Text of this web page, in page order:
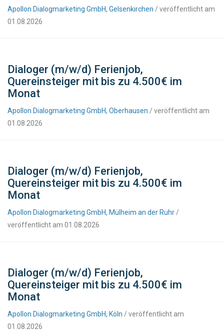
Apollon Dialogmarketing GmbH, Gelsenkirchen / veröffentlicht am
01.08.2026
Dialoger (m/w/d) Ferienjob,
Quereinsteiger mit bis zu 4.500€ im
Monat
Apollon Dialogmarketing GmbH, Oberhausen / veröffentlicht am
01.08.2026
Dialoger (m/w/d) Ferienjob,
Quereinsteiger mit bis zu 4.500€ im
Monat
Apollon Dialogmarketing GmbH, Mülheim an der Ruhr /
veröffentlicht am 01.08.2026
Dialoger (m/w/d) Ferienjob,
Quereinsteiger mit bis zu 4.500€ im
Monat
Apollon Dialogmarketing GmbH, Köln / veröffentlicht am
01.08.2026